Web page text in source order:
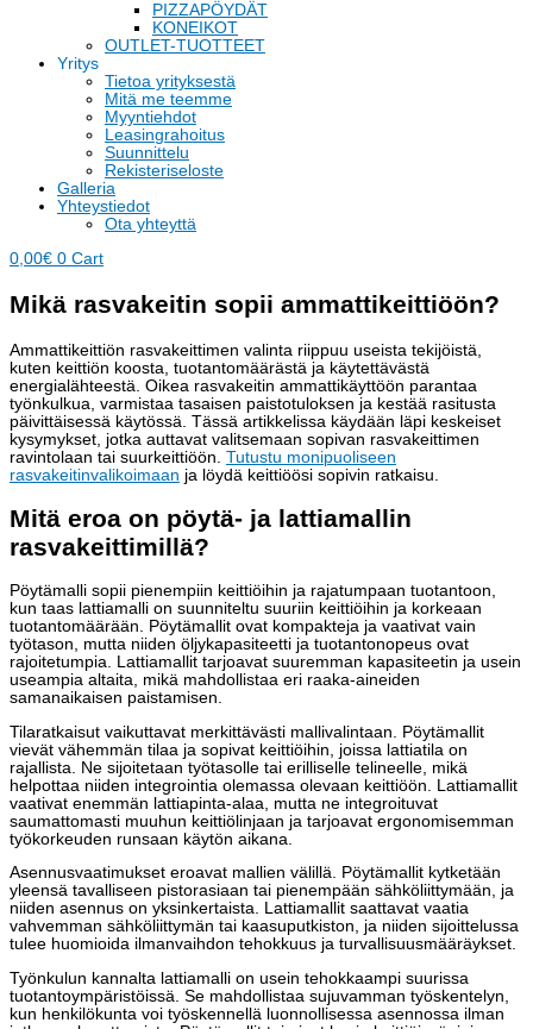
PIZZAPÖYDÄT
KONEIKOT
OUTLET-TUOTTEET
Yritys
Tietoa yrityksestä
Mitä me teemme
Myyntiehdot
Leasingrahoitus
Suunnittelu
Rekisteriseloste
Galleria
Yhteystiedot
Ota yhteyttä
0,00€ 0 Cart
Mikä rasvakeitin sopii ammattikeittiöön?
Ammattikeittiön rasvakeittimen valinta riippuu useista tekijöistä,
kuten keittiön koosta, tuotantomäärästä ja käytettävästä
energialähteestä. Oikea rasvakeitin ammattikäyttöön parantaa
työnkulkua, varmistaa tasaisen paistotuloksen ja kestää rasitusta
päivittäisessä käytössä. Tässä artikkelissa käydään läpi keskeiset
kysymykset, jotka auttavat valitsemaan sopivan rasvakeittimen
ravintolaan tai suurkeittiöön. Tutustu monipuoliseen
rasvakeitinvalikoimaan ja löydä keittiöösi sopivin ratkaisu.
Mitä eroa on pöytä- ja lattiamallin
rasvakeittimillä?
Pöytämalli sopii pienempiin keittiöihin ja rajatumpaan tuotantoon,
kun taas lattiamalli on suunniteltu suuriin keittiöihin ja korkeaan
tuotantomäärään. Pöytämallit ovat kompakteja ja vaativat vain
työtason, mutta niiden öljykapasiteetti ja tuotantonopeus ovat
rajoitetumpia. Lattiamallit tarjoavat suuremman kapasiteetin ja usein
useampia altaita, mikä mahdollistaa eri raaka-aineiden
samanaikaisen paistamisen.
Tilaratkaisut vaikuttavat merkittävästi mallivalintaan. Pöytämallit
vievät vähemmän tilaa ja sopivat keittiöihin, joissa lattiatila on
rajallista. Ne sijoitetaan työtasolle tai erilliselle telineelle, mikä
helpottaa niiden integrointia olemassa olevaan keittiöön. Lattiamallit
vaativat enemmän lattiapinta-alaa, mutta ne integroituvat
saumattomasti muuhun keittiölinjaan ja tarjoavat ergonomisemman
työkorkeuden runsaan käytön aikana.
Asennusvaatimukset eroavat mallien välillä. Pöytämallit kytketään
yleensä tavalliseen pistorasiaan tai pienempään sähköliittymään, ja
niiden asennus on yksinkertaista. Lattiamallit saattavat vaatia
vahvemman sähköliittymän tai kaasuputkiston, ja niiden sijoittelussa
tulee huomioida ilmanvaihdon tehokkuus ja turvallisuusmääräykset.
Työnkulun kannalta lattiamalli on usein tehokkaampi suurissa
tuotantoympäristöissä. Se mahdollistaa sujuvamman työskentelyn,
kun henkilökunta voi työskennellä luonnollisessa asennossa ilman